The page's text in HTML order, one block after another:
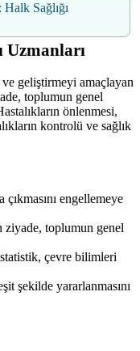
Sağlığı
Uzmanları
ve geliştirmeyi amaçlayan
toplumun genel
önlenmesi,
kontrolü ve sağlık
engellemeye
toplumun genel
çevre bilimleri
şekilde yararlanmasını